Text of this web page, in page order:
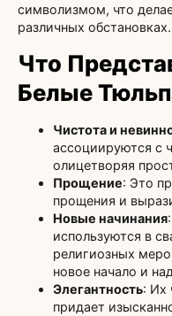
символизмом, что
различных обстановках.
Что
Белые
Чистота и
ассоциируются с
олицетворяя
Прощение: Это
прощения и
Новые начинания
используются в
религиозных
новое начало и
Элегантность: Их
придает